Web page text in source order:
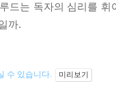
드는 독자의 심리를
까.
수 있습니다. 미리보기